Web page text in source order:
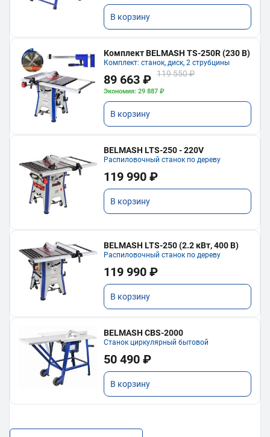
В корзину
Комплект BELMASH TS-250R (230 В)
Комплект: станок, диск, 2 струбцины
89 663 ₽ 119 550 ₽
Экономия: 29 887 ₽
В корзину
BELMASH LTS-250 - 220V
Распиловочный станок по дереву
119 990 ₽
В корзину
BELMASH LTS-250 (2.2 кВт, 400 В)
Распиловочный станок по дереву
119 990 ₽
В корзину
BELMASH CBS-2000
Станок циркулярный бытовой
50 490 ₽
В корзину